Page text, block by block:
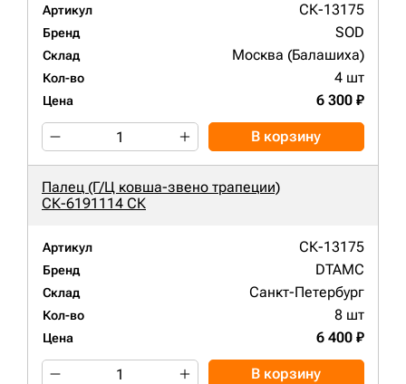
Артикул СК-13175
Бренд SOD
Склад Москва (Балашиха)
Кол-во 4 шт
Цена 6 300 ₽
В корзину
Палец (Г/Ц ковша-звено трапеции)
СК-6191114 СК
Артикул СК-13175
Бренд DTAMC
Склад Санкт-Петербург
Кол-во 8 шт
Цена 6 400 ₽
В корзину